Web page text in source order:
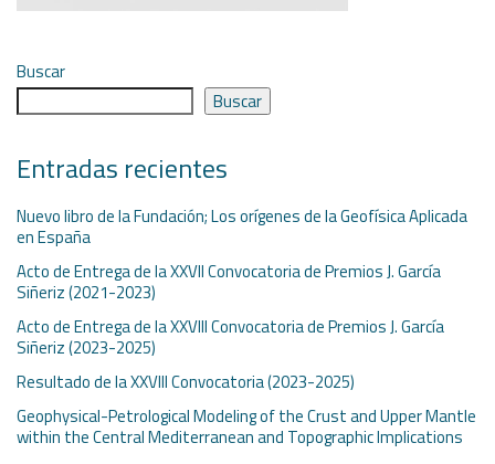
Buscar
Buscar
Entradas recientes
Nuevo libro de la Fundación; Los orígenes de la Geofísica Aplicada
en España
Acto de Entrega de la XXVII Convocatoria de Premios J. García
Siñeriz (2021-2023)
Acto de Entrega de la XXVIII Convocatoria de Premios J. García
Siñeriz (2023-2025)
Resultado de la XXVIII Convocatoria (2023-2025)
Geophysical-Petrological Modeling of the Crust and Upper Mantle
within the Central Mediterranean and Topographic Implications